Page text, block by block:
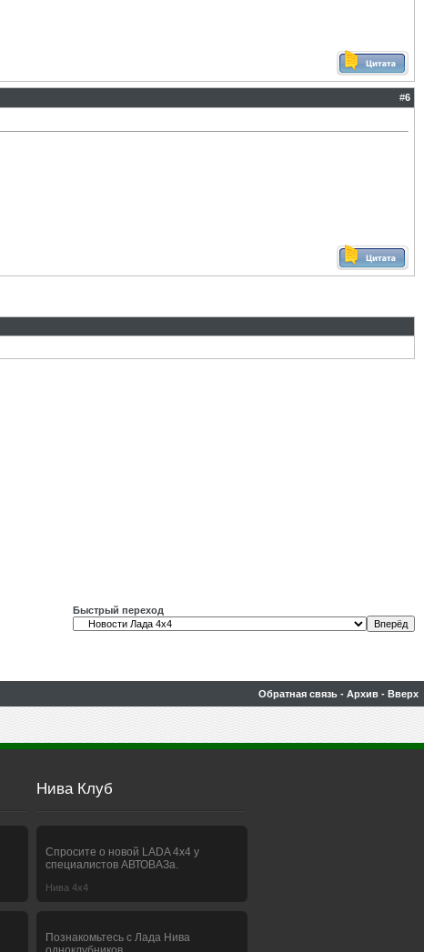
#6
Быстрый переход
Обратная связь - Архив - Вверх
Нива Клуб
Спросите о новой LADA 4x4 у
специалистов АВТОВАЗа.
Нива 4х4
Познакомьтесь с Лада Нива